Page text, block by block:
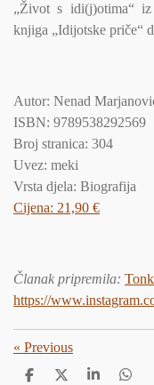
„Život s idi(j)otima“
knjiga „Idijotske priče“
Autor: Nenad
ISBN: 9789538292569
Broj stranica: 304
Uvez: meki
Vrsta djela: Biografija
Cijena: 21,90 €
Članak pripremila:
https://
« Previous
S
S
S
S